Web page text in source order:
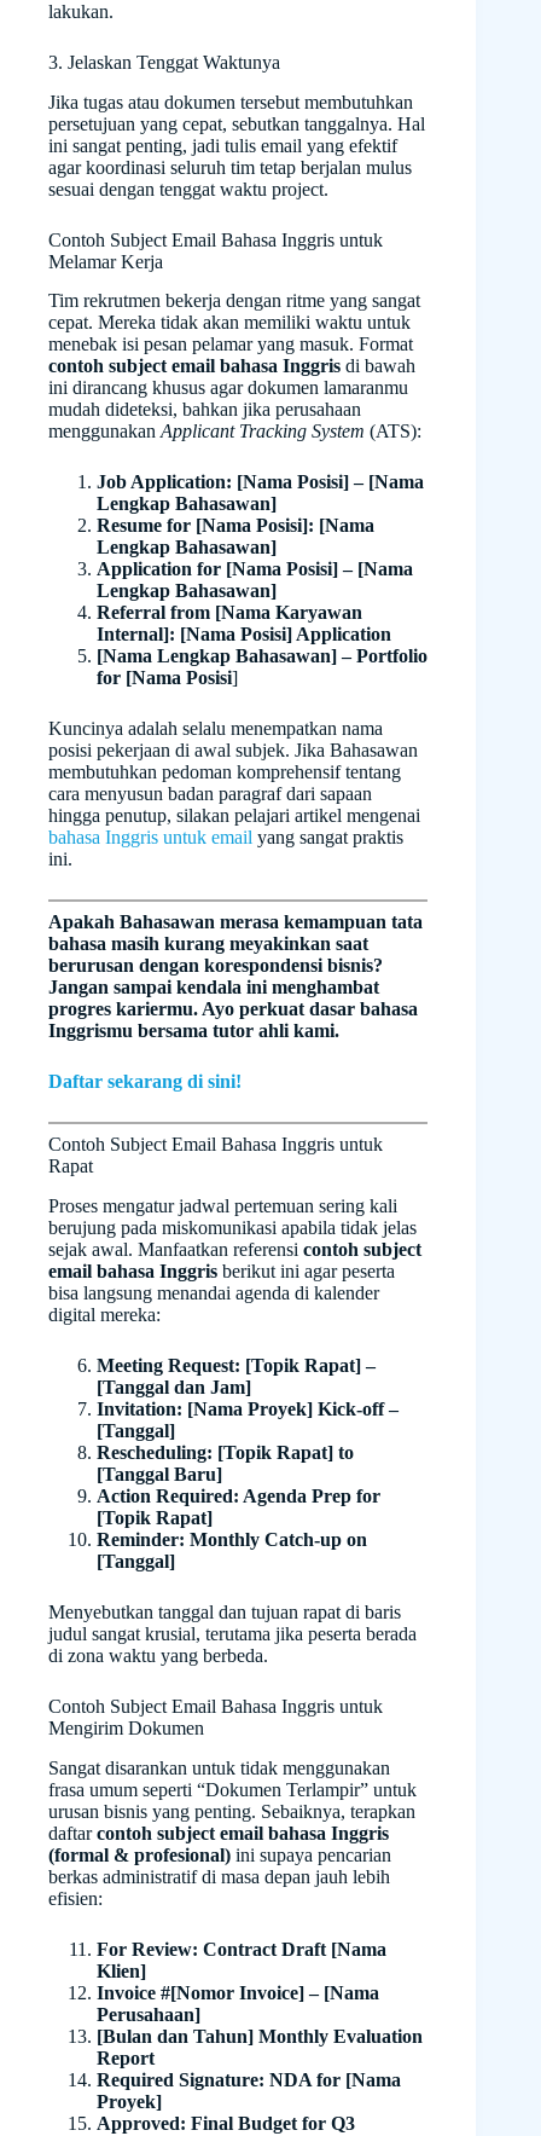
lakukan.
3. Jelaskan Tenggat Waktunya
Jika tugas atau dokumen tersebut membutuhkan
persetujuan yang cepat, sebutkan tanggalnya. Hal
ini sangat penting, jadi tulis email yang efektif
agar koordinasi seluruh tim tetap berjalan mulus
sesuai dengan tenggat waktu project.
Contoh Subject Email Bahasa Inggris untuk
Melamar Kerja
Tim rekrutmen bekerja dengan ritme yang sangat
cepat. Mereka tidak akan memiliki waktu untuk
menebak isi pesan pelamar yang masuk. Format
contoh subject email bahasa Inggris di bawah
ini dirancang khusus agar dokumen lamaranmu
mudah dideteksi, bahkan jika perusahaan
menggunakanApplicant Tracking System (ATS):
Job Application: [Nama Posisi] – [Nama
Lengkap Bahasawan]
Resume for [Nama Posisi]: [Nama
Lengkap Bahasawan]
Application for [Nama Posisi] – [Nama
Lengkap Bahasawan]
Referral from [Nama Karyawan
Internal]: [Nama Posisi] Application
[Nama Lengkap Bahasawan] – Portfolio
for [Nama Posisi]
Kuncinya adalah selalu menempatkan nama
posisi pekerjaan di awal subjek. Jika Bahasawan
membutuhkan pedoman komprehensif tentang
cara menyusun badan paragraf dari sapaan
hingga penutup, silakan pelajari artikel mengenai
bahasa Inggris untuk email yang sangat praktis
ini.
Apakah Bahasawan merasa kemampuan tata
bahasa masih kurang meyakinkan saat
berurusan dengan korespondensi bisnis?
Jangan sampai kendala ini menghambat
progres kariermu. Ayo perkuat dasar bahasa
Inggrismu bersama tutor ahli kami.
Daftar sekarang di sini!
Contoh Subject Email Bahasa Inggris untuk
Rapat
Proses mengatur jadwal pertemuan sering kali
berujung pada miskomunikasi apabila tidak jelas
sejak awal. Manfaatkan referensi contoh subject
email bahasa Inggris berikut ini agar peserta
bisa langsung menandai agenda di kalender
digital mereka:
Meeting Request: [Topik Rapat] –
[Tanggal dan Jam]
Invitation: [Nama Proyek] Kick-off –
[Tanggal]
Rescheduling: [Topik Rapat] to
[Tanggal Baru]
Action Required: Agenda Prep for
[Topik Rapat]
Reminder: Monthly Catch-up on
[Tanggal]
Menyebutkan tanggal dan tujuan rapat di baris
judul sangat krusial, terutama jika peserta berada
di zona waktu yang berbeda.
Contoh Subject Email Bahasa Inggris untuk
Mengirim Dokumen
Sangat disarankan untuk tidak menggunakan
frasa umum seperti “Dokumen Terlampir” untuk
urusan bisnis yang penting. Sebaiknya, terapkan
daftarcontoh subject email bahasa Inggris
(formal & profesional) ini supaya pencarian
berkas administratif di masa depan jauh lebih
efisien:
For Review: Contract Draft [Nama
Klien]
Invoice #[Nomor Invoice] – [Nama
Perusahaan]
[Bulan dan Tahun] Monthly Evaluation
Report
Required Signature: NDA for [Nama
Proyek]
Approved: Final Budget for Q3